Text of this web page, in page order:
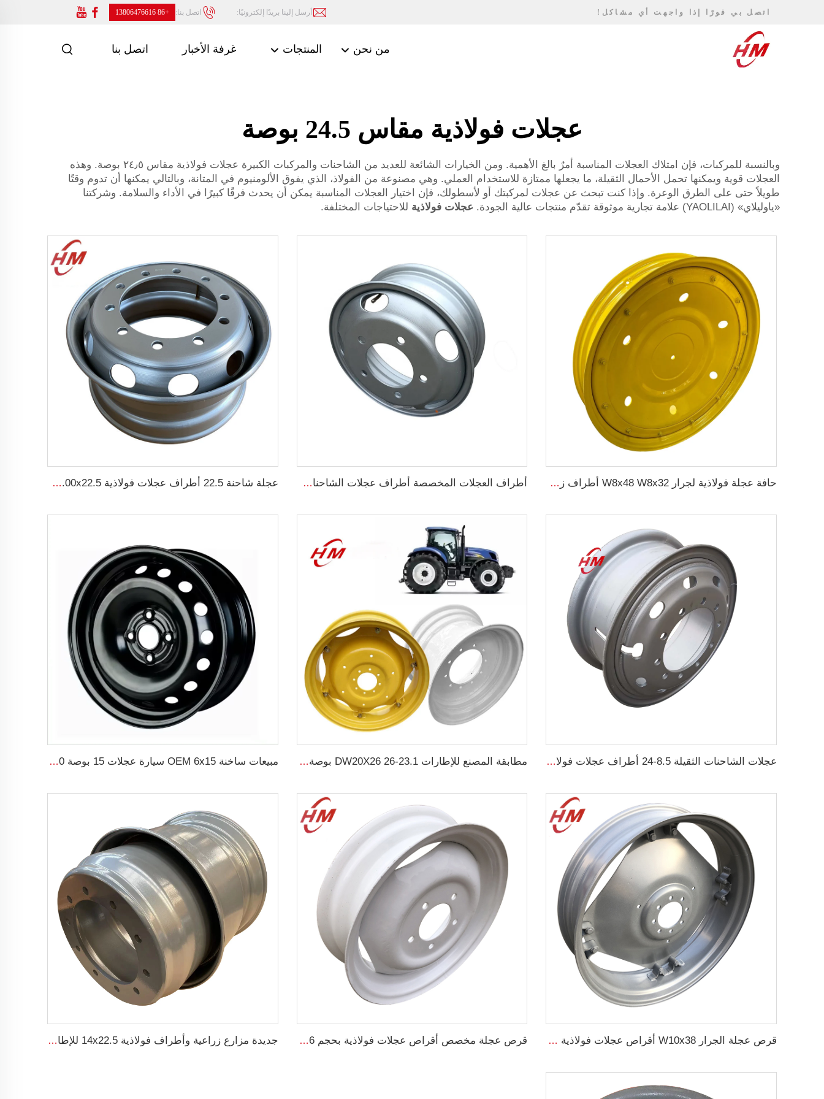
اتصل بي فورًا إذا واجهت أي مشاكل! أرسل إلينا بريدًا إلكترونيًا: اتصل بنا: +86 13806476616
من نحن المنتجات غرفة الأخبار اتصل بنا
عجلات فولاذية مقاس 24.5 بوصة
وبالنسبة للمركبات، فإن امتلاك العجلات المناسبة أمرٌ بالغ الأهمية. ومن الخيارات الشائعة للعديد من الشاحنات والمركبات الكبيرة عجلات فولاذية مقاس ٢٤٫٥ بوصة. وهذه
العجلات قوية ويمكنها تحمل الأحمال الثقيلة، ما يجعلها ممتازة للاستخدام العملي. وهي مصنوعة من الفولاذ، الذي يفوق الألومنيوم في المتانة، وبالتالي يمكنها أن تدوم وقتًا
طويلاً حتى على الطرق الوعرة. وإذا كنت تبحث عن عجلات لمركبتك أو لأسطولك، فإن اختيار العجلات المناسبة يمكن أن يحدث فرقًا كبيرًا في الأداء والسلامة. وشركتنا
«ياوليلاي» (YAOLILAI) علامة تجارية موثوقة تقدّم منتجات عالية الجودة.
عجلات فولاذية للاحتياجات المختلفة.
حافة عجلة فولاذية لجرار W8x48 W8x32 أطراف زراعية لمطاط جرار 9.5-48 أطراف العجلات المخصصة أطراف عجلات الشاحنات الخفيفة 5.5x16 إطار فولاذي بقطر 16 بوصة 16x5.5 عجلة شاحنة 22.5 أطراف عجلات فولاذية 9.00x22.5 لعجلات الإطارات 315/80R22.5
عجلات الشاحنات الثقيلة 8.5-24 أطراف عجلات فولاذية 8.50-24 بوصة لعجلات الإطارات 1200-24 مطابقة المصنع للإطارات 23.1-26 DW20X26 بوصة عجلة فولاذية لجرار زراعي مبيعات ساخنة OEM 6x15 سيارة عجلات 15 بوصة 15x6 PCD 4x100 عجلات 15 بوصة عجلة فولاذية للسيارة
قرص عجلة الجرار W10x38 أقراص عجلات فولاذية زراعية لإطارات الجرارات 11.2-38 قرص عجلة مخصص أقراص عجلات فولاذية بحجم 16 بوصة 4.5Ex16 قرص زراعي لإطارات 5.50-16 جديدة مزارع زراعية وأطراف فولاذية 14x22.5 للإطارات 445/65R22.5